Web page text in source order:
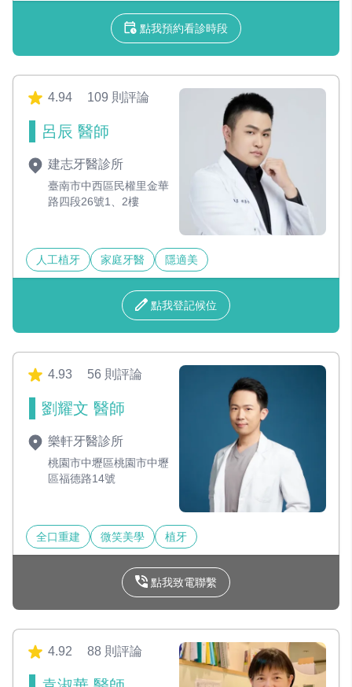
點我預約看診時段
4.94 109 則評論
呂辰 醫師
建志牙醫診所
臺南市中西區民權里金華
路四段26號1、2樓
人工植牙 家庭牙醫 隱適美
點我登記候位
4.93 56 則評論
劉耀文 醫師
樂軒牙醫診所
桃園市中壢區桃園市中壢
區福德路14號
全口重建 微笑美學 植牙
點我致電聯繫
4.92 88 則評論